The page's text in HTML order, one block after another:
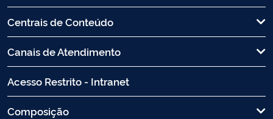
Centrais de Conteúdo
Canais de Atendimento
Acesso Restrito - Intranet
Composição